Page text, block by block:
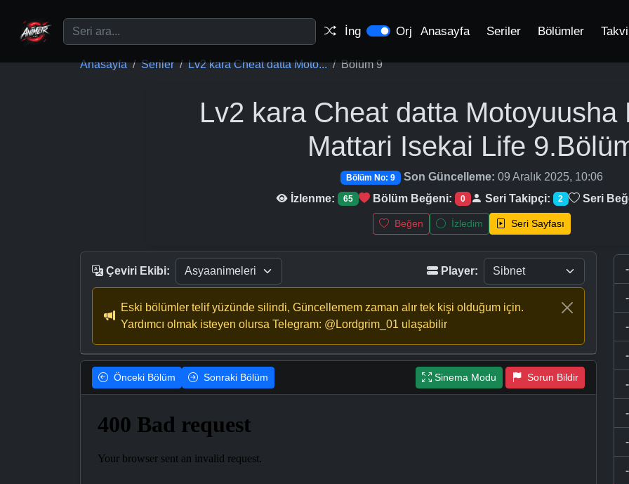
İng Orj Anasayfa Seriler Bölümler
Anasayfa Seriler Lv2 kara Cheat datta Moto... Bölüm 9
Lv2 kara Cheat datta Motoyuusha
Mattari Isekai Life
Bölüm No: 9 Son Güncelleme: 09 Aralık 2025, 10:06
İzlenme:
65 Bölüm Beğeni: 0 Seri Takipçi: 2 Seri
Beğen İzledim Seri Sayfası
Çeviri Ekibi: Player:
Eski bölümler telif yüzünde silindi, Güncellemem zaman alır tek kişi olduğum için.
Yardımcı olmak isteyen olursa Telegram: @Lordgrim_01 ulaşabilir
Önceki Bölüm Sonraki Bölüm Sinema Modu Sorun Bildir